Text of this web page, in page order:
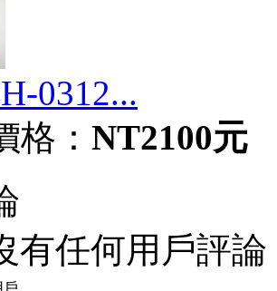
0312...
格： NT2100元
有任何用戶評論